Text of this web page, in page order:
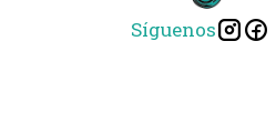
Síguenos